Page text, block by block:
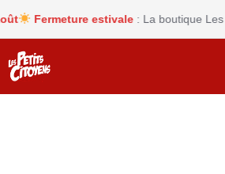
Fermeture estivale: La boutique Les